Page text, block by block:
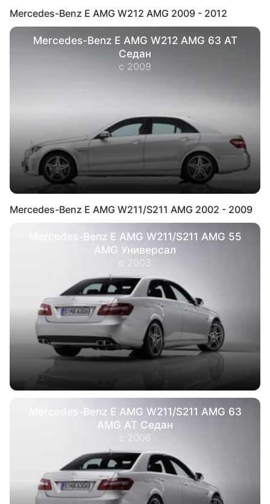
Mercedes-Benz E AMG W212 AMG 2009 - 2012
Mercedes-Benz E AMG W212 AMG 63 AT
Седан
с 2009
Mercedes-Benz E AMG W211/S211 AMG 2002 - 2009
Mercedes-Benz E AMG W211/S211 AMG 55
AMG Универсал
с 2003
Mercedes-Benz E AMG W211/S211 AMG 63
AMG AT Седан
с 2006